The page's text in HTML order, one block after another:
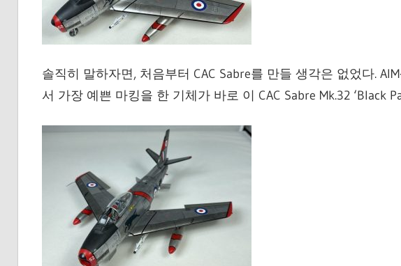
솔직히 말하자면, 처음부터 CAC Sabre를 만들 생각은 없었다.
서 가장 예쁜 마킹을 한 기체가 바로 이 CAC Sabre Mk.32 ‘Black